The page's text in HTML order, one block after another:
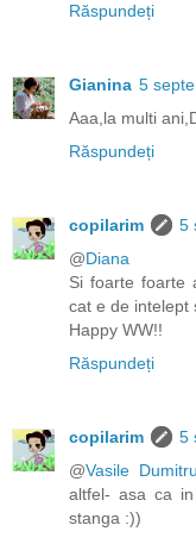
Răspundeți
Gianina 5
Aaa,la multi
Răspundeți
copilarim
5
@Diana
Si foarte foarte
cat e de intelept
Happy WW!!
Răspundeți
copilarim
5
@Vasile Dumitru
altfel- asa ca
stanga :))